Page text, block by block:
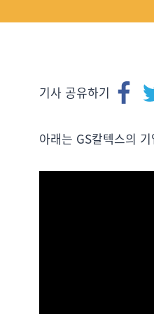
기사 공유하기
아래는 GS칼텍스의